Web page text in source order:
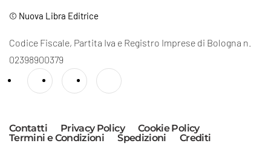
© Nuova Libra Editrice
Codice Fiscale, Partita Iva e Registro Imprese di Bologna n.
02398900379
Contatti Privacy Policy
Cookie Policy
Termini e Condizioni
Spedizioni Crediti